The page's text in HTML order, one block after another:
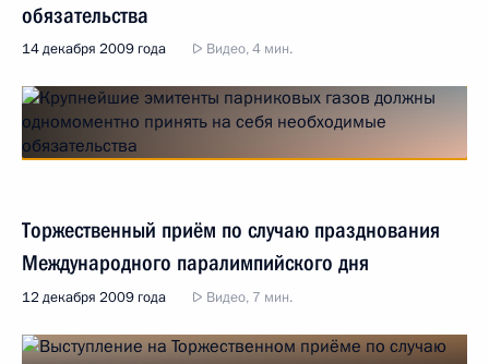
обязательства
14 декабря 2009 года Видео, 4 мин.
Торжественный приём по случаю празднования
Международного паралимпийского дня
12 декабря 2009 года Видео, 7 мин.